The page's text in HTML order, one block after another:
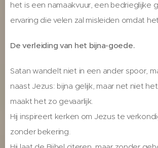
het is een namaakvuur, een bedrieglijke
ervaring die velen zal misleiden omdat
De verleiding van het bijna-goede.
Satan wandelt niet in een ander spoor,
naast Jezus: bijna gelijk, maar net niet
maakt het zo gevaarlijk.
Hij inspireert kerken om Jezus te
zonder bekering.